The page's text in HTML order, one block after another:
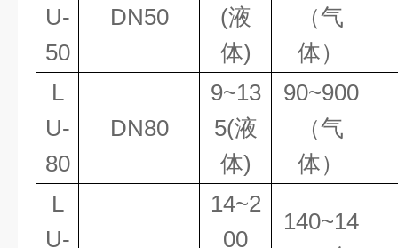
U-
50
DN50
(液
体)
（气
体）
L
U-
80
DN80
9~13
5(液
体)
90~900
（气
体）
L
U-
14~2
00
140~14